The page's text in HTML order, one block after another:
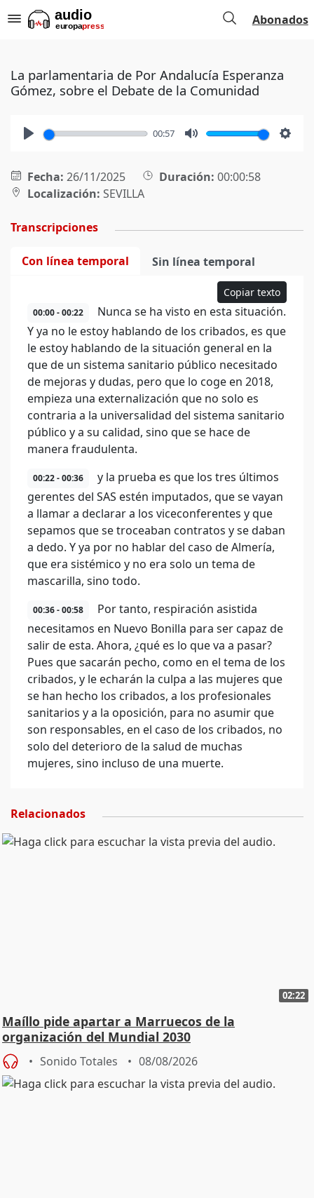
Abonados
La parlamentaria de Por Andalucía Esperanza
Gómez, sobre el Debate de la Comunidad
00:57
Fecha: 26/11/2025 Duración: 00:00:58
Localización: SEVILLA
Transcripciones
Con línea temporal Sin línea temporal
Copiar texto
00:00 - 00:22
Nunca se ha visto en esta situación.
Y ya no le estoy hablando de los cribados, es que
le estoy hablando de la situación general en la
que de un sistema sanitario público necesitado
de mejoras y dudas, pero que lo coge en 2018,
empieza una externalización que no solo es
contraria a la universalidad del sistema sanitario
público y a su calidad, sino que se hace de
manera fraudulenta.
00:22 - 00:36
y la prueba es que los tres últimos
gerentes del SAS estén imputados, que se vayan
a llamar a declarar a los viceconferentes y que
sepamos que se troceaban contratos y se daban
a dedo. Y ya por no hablar del caso de Almería,
que era sistémico y no era solo un tema de
mascarilla, sino todo.
00:36 - 00:58
Por tanto, respiración asistida
necesitamos en Nuevo Bonilla para ser capaz de
salir de esta. Ahora, ¿qué es lo que va a pasar?
Pues que sacarán pecho, como en el tema de los
cribados, y le echarán la culpa a las mujeres que
se han hecho los cribados, a los profesionales
sanitarios y a la oposición, para no asumir que
son responsables, en el caso de los cribados, no
solo del deterioro de la salud de muchas
mujeres, sino incluso de una muerte.
Relacionados
02:22
Maíllo pide apartar a Marruecos de la
organización del Mundial 2030
Sonido Totales 08/08/2026